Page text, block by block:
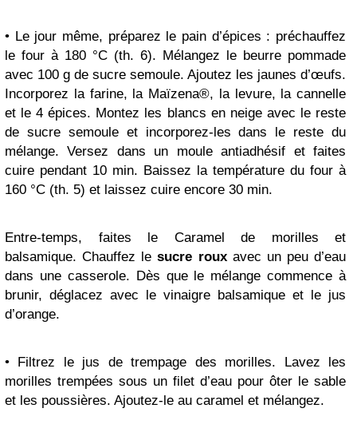
• Le jour même, préparez le pain d’épices : préchauffez
le four à 180 °C (th. 6). Mélangez le beurre pommade
avec 100 g de sucre semoule. Ajoutez les jaunes d’œufs.
Incorporez la farine, la Maïzena®, la levure, la cannelle
et le 4 épices. Montez les blancs en neige avec le reste
de sucre semoule et incorporez-les dans le reste du
mélange. Versez dans un moule antiadhésif et faites
cuire pendant 10 min. Baissez la température du four à
160 °C (th. 5) et laissez cuire encore 30 min.
Entre-temps, faites le Caramel de morilles et
balsamique. Chauffez lesucre rouxavec un peu d’eau
dans une casserole. Dès que le mélange commence à
brunir, déglacez avec le vinaigre balsamique et le jus
d’orange.
• Filtrez le jus de trempage des morilles. Lavez les
morilles trempées sous un filet d’eau pour ôter le sable
et les poussières. Ajoutez-le au caramel et mélangez.